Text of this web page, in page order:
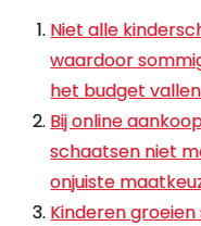
Niet alle
waardoor
het budget
Bij online
schaatsen niet
onjuiste
Kinderen